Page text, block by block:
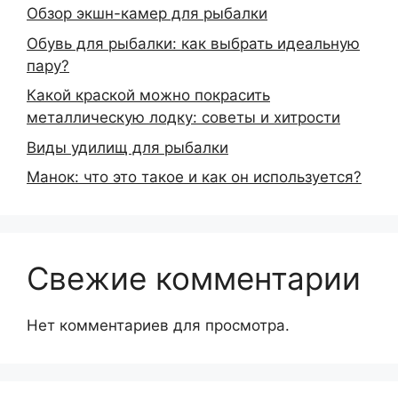
Обзор экшн-камер для рыбалки
Обувь для рыбалки: как выбрать идеальную
пару?
Какой краской можно покрасить
металлическую лодку: советы и хитрости
Виды удилищ для рыбалки
Манок: что это такое и как он используется?
Свежие комментарии
Нет комментариев для просмотра.